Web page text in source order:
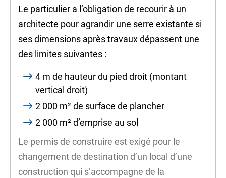
Le particulier a l’obligation de recourir à un
architecte pour agrandir une serre existante si
ses dimensions après travaux dépassent une
des limites suivantes :
4 m de hauteur du pied droit (montant
vertical droit)
2 000 m² de surface de plancher
2 000 m² d’emprise au sol
Le permis de construire est exigé pour le
changement de destination d’un local d’une
construction qui s’accompagne de la